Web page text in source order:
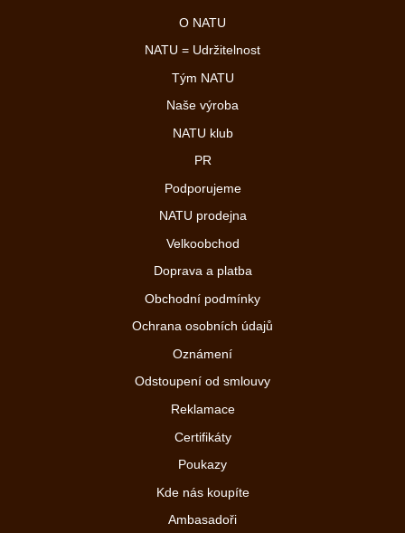
O NATU
NATU = Udržitelnost
Tým NATU
Naše výroba
NATU klub
PR
Podporujeme
NATU prodejna
Velkoobchod
Doprava a platba
Obchodní podmínky
Ochrana osobních údajů
Oznámení
Odstoupení od smlouvy
Reklamace
Certifikáty
Poukazy
Kde nás koupíte
Ambasadoři